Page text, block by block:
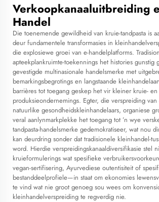
Verkoopkanaaluitbreiding
Handel
Die toenemende gewildheid van kruie-tandpasta is
deur fundamentele transformasies in
die explosiewe groei van e-handelplatforms.
apteekplankruimte-toekennings het histories gunstig
gevestigde multinasionale handelsmerke met
bemarkingsbegrotings en langstaande
barrières tot toegang geskep het vir kleiner kruie-
produksieondernemings. Egter, die verspreiding
natuurlike gesondheidskleinhandelaars, organiese
veral aanlynmarkplekke het toegang tot ’n wye
tandpasta-handelsmerke gedemokratiseer, wat nou
kan deurdring sonder dat tradisionele kleinhandel-
word. Hierdie verspreidingskanaaldiversifikasie stel
kruieformulerings wat spesifieke
vegan-sertifisering, Ayurvediese outentisiteit of
bestanddeelprofiele—in staat om ekonomies
te vind wat nie groot genoeg sou wees om
kleinhandelverspreiding te regverdig nie.